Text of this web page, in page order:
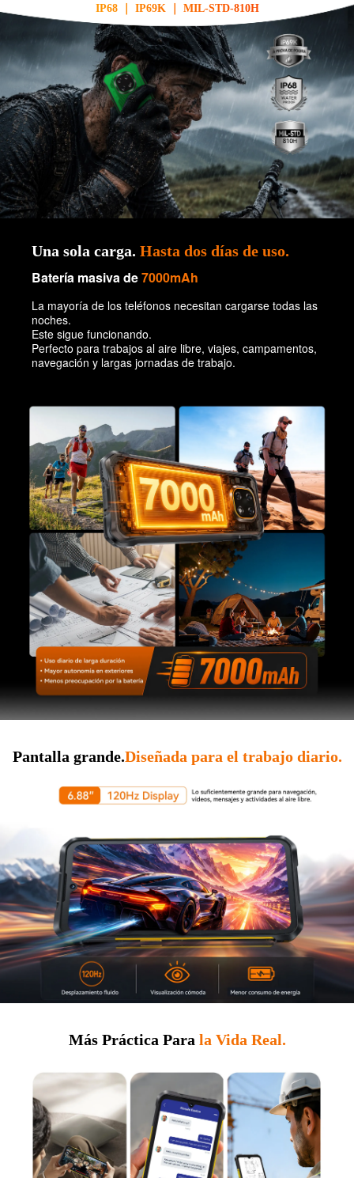
IP68 ｜ IP69K ｜ MIL-STD-810H
Una sola carga. Hasta dos días de uso.
Batería masiva de7000mAh
La mayoría de los teléfonos necesitan cargarse todas las
noches.
Este sigue funcionando.
Perfecto para trabajos al aire libre, viajes, campamentos,
navegación y largas jornadas de trabajo.
Pantalla grande.Diseñada para el trabajo diario.
Más Práctica Para la Vida Real.